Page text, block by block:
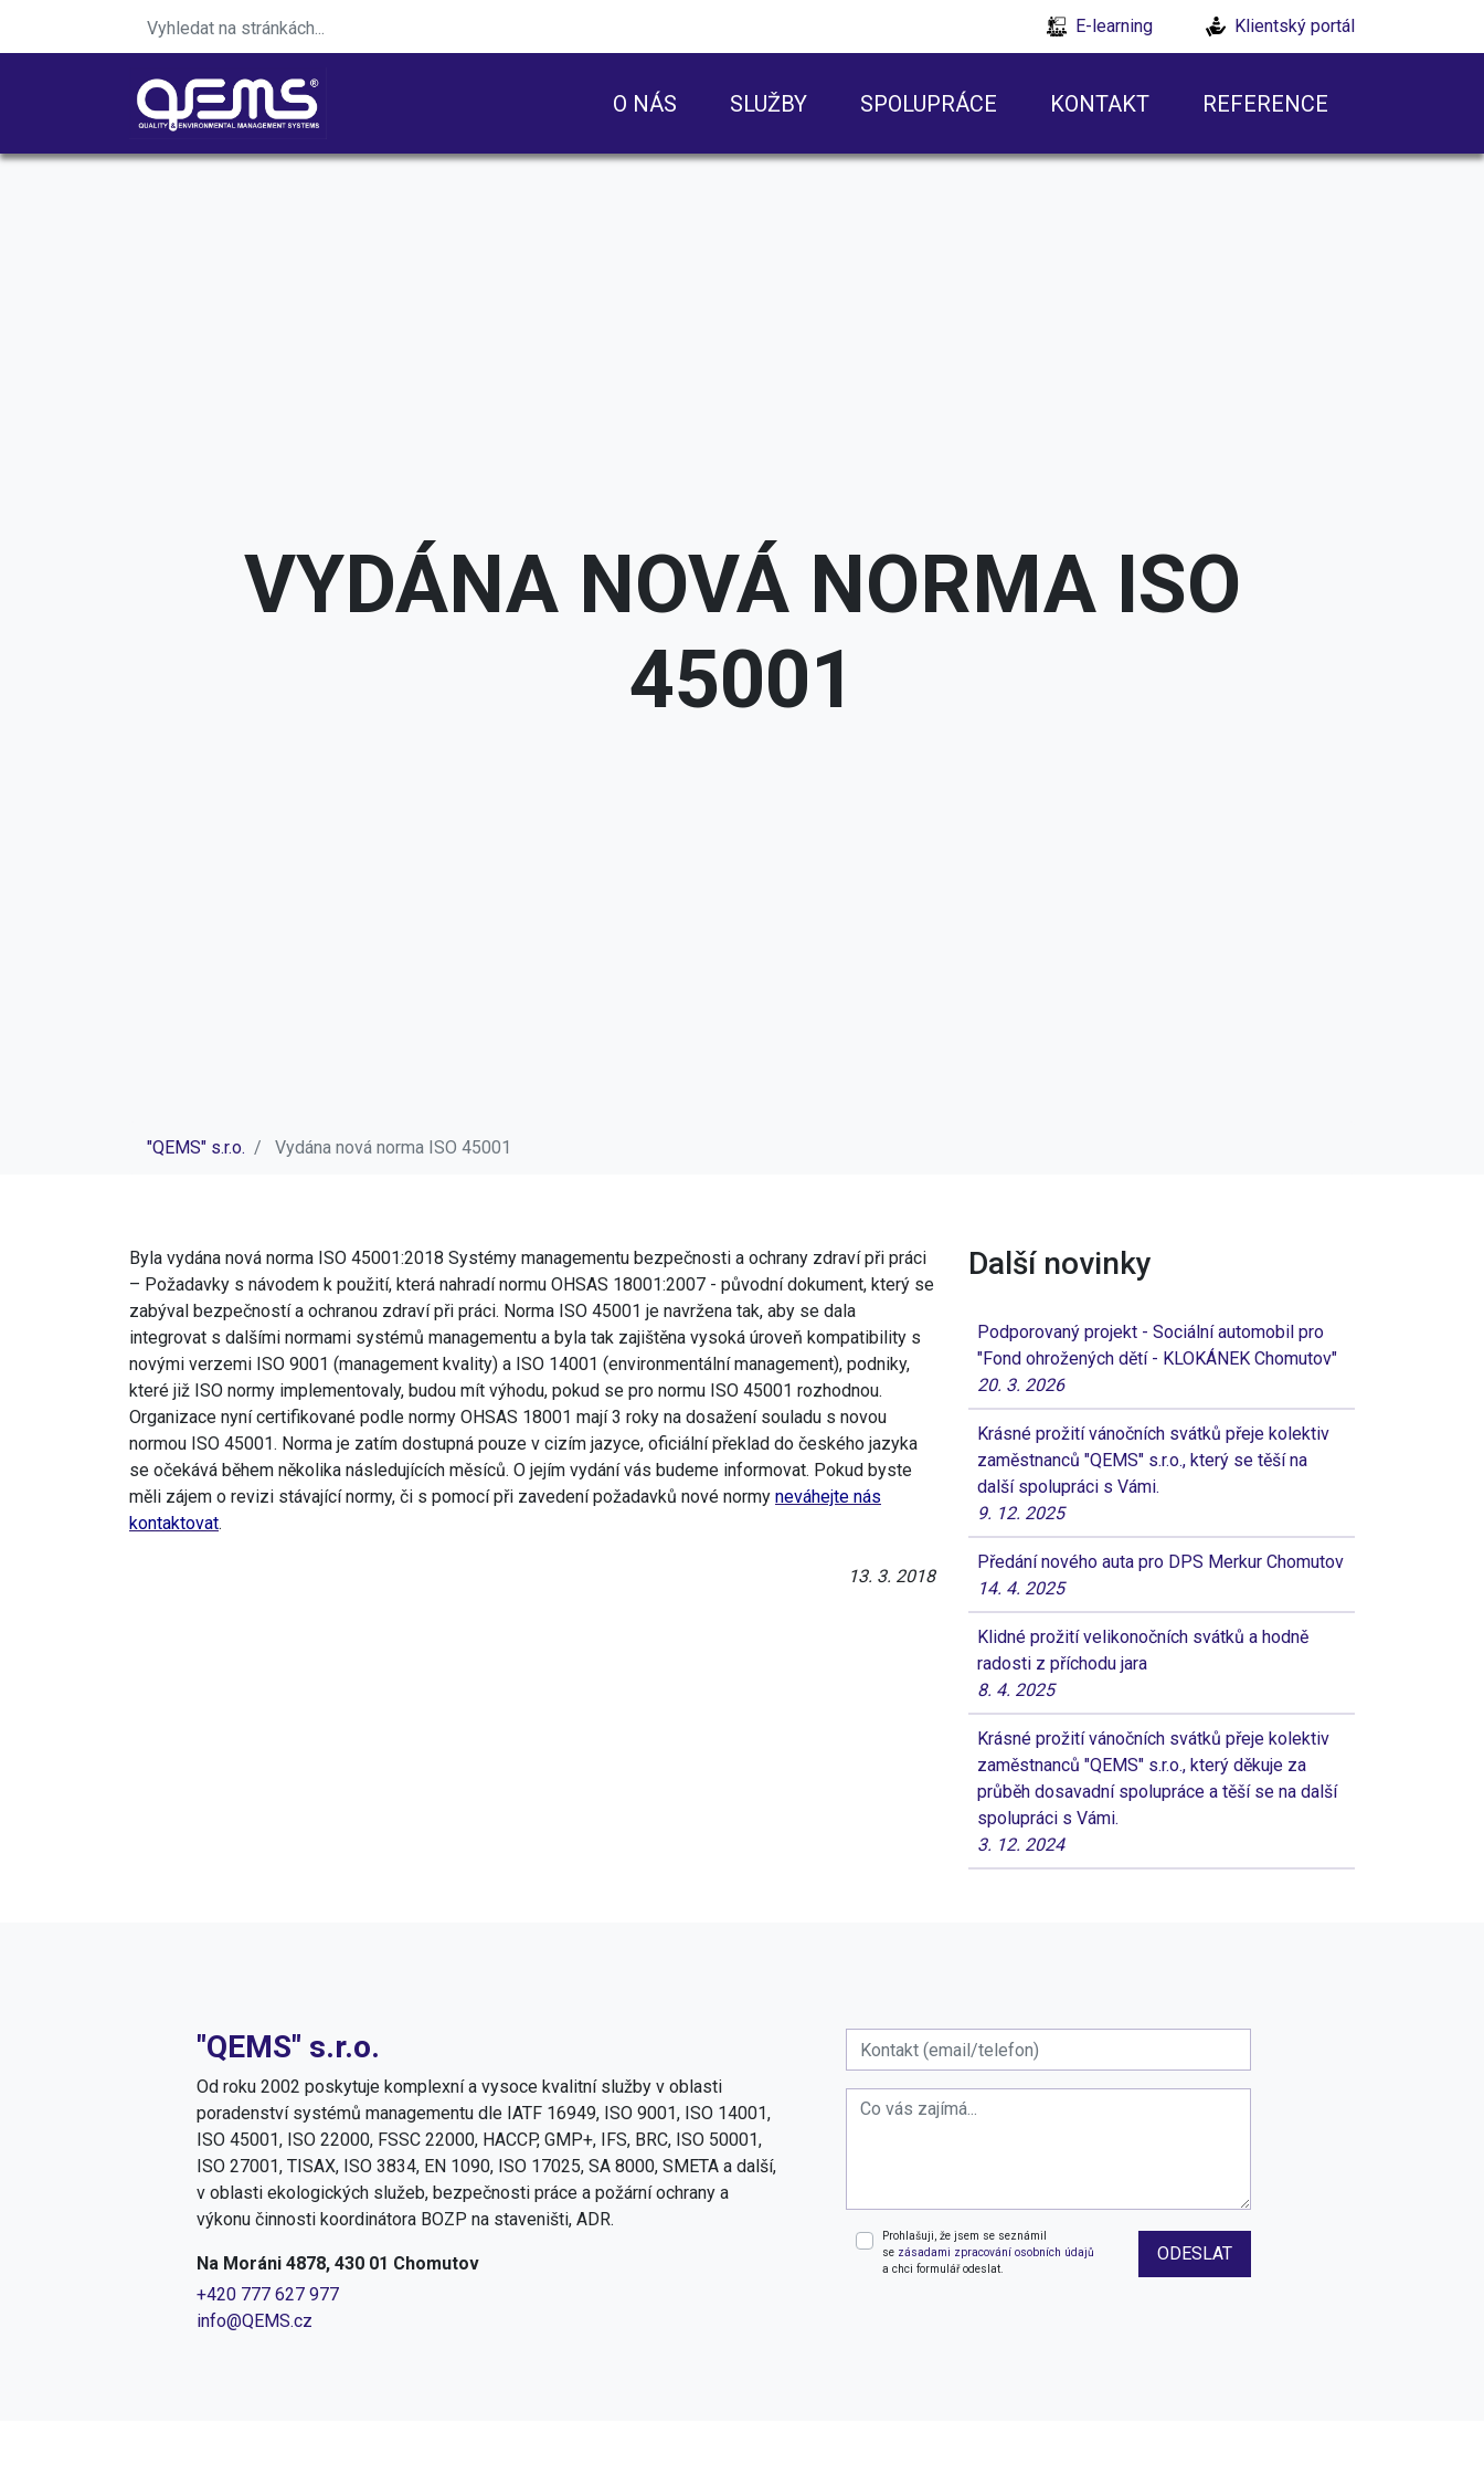
E-learning Klientský portál
O NÁS SLUŽBY SPOLUPRÁCE KONTAKT REFERENCE
VYDÁNA NOVÁ NORMA ISO
45001
"QEMS" s.r.o. Vydána nová norma ISO 45001
Byla vydána nová norma ISO 45001:2018 Systémy managementu bezpečnosti a ochrany zdraví při práci
– Požadavky s návodem k použití, která nahradí normu OHSAS 18001:2007 - původní dokument, který se
zabýval bezpečností a ochranou zdraví při práci. Norma ISO 45001 je navržena tak, aby se dala
integrovat s dalšími normami systémů managementu a byla tak zajištěna vysoká úroveň kompatibility s
novými verzemi ISO 9001 (management kvality) a ISO 14001 (environmentální management), podniky,
které již ISO normy implementovaly, budou mít výhodu, pokud se pro normu ISO 45001 rozhodnou.
Organizace nyní certifikované podle normy OHSAS 18001 mají 3 roky na dosažení souladu s novou
normou ISO 45001. Norma je zatím dostupná pouze v cizím jazyce, oficiální překlad do českého jazyka
se očekává během několika následujících měsíců. O jejím vydání vás budeme informovat. Pokud byste
měli zájem o revizi stávající normy, či s pomocí při zavedení požadavků nové normy neváhejte nás
kontaktovat.
13. 3. 2018
Další novinky
Podporovaný projekt - Sociální automobil pro
"Fond ohrožených dětí - KLOKÁNEK Chomutov"
20. 3. 2026
Krásné prožití vánočních svátků přeje kolektiv
zaměstnanců "QEMS" s.r.o., který se těší na
další spolupráci s Vámi.
9. 12. 2025
Předání nového auta pro DPS Merkur Chomutov
14. 4. 2025
Klidné prožití velikonočních svátků a hodně
radosti z příchodu jara
8. 4. 2025
Krásné prožití vánočních svátků přeje kolektiv
zaměstnanců "QEMS" s.r.o., který děkuje za
průběh dosavadní spolupráce a těší se na další
spolupráci s Vámi.
3. 12. 2024
"QEMS" s.r.o.
Od roku 2002 poskytuje komplexní a vysoce kvalitní služby v oblasti
poradenství systémů managementu dle IATF 16949, ISO 9001, ISO 14001,
ISO 45001, ISO 22000, FSSC 22000, HACCP, GMP+, IFS, BRC, ISO 50001,
ISO 27001, TISAX, ISO 3834, EN 1090, ISO 17025, SA 8000, SMETA a další,
v oblasti ekologických služeb, bezpečnosti práce a požární ochrany a
výkonu činnosti koordinátora BOZP na staveništi, ADR.
Na Moráni 4878, 430 01 Chomutov
+420 777 627 977
info@QEMS.cz
Prohlašuji, že jsem se seznámil
se zásadami zpracování osobních údajů
a chci formulář odeslat.
ODESLAT